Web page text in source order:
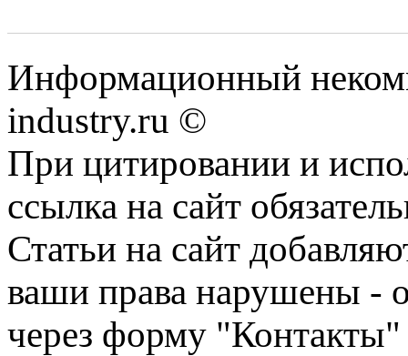
Информационный
industry.ru ©
При цитировании и
ссылка на сайт
Статьи на сайт
ваши права нарушены -
через форму "Контакты"